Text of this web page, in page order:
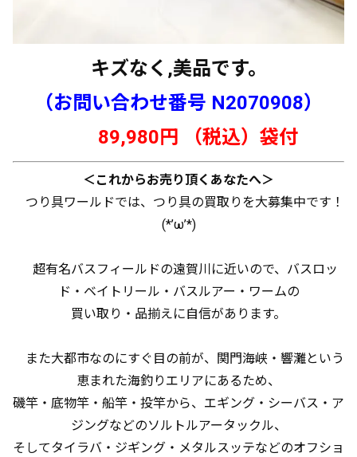
キズなく,美品です。
（お問い合わせ番号 N2070908）
89,980円 （税込）袋付
＜これからお売り頂くあなたへ＞
つり具ワールドでは、つり具の買取りを大募集中です！
(*’ω’*)
超有名バスフィールドの遠賀川に近いので、バスロッ
ド・ベイトリール・バスルアー・ワームの
買い取り・品揃えに自信があります。
また大都市なのにすぐ目の前が、関門海峡・響灘という
恵まれた海釣りエリアにあるため、
磯竿・底物竿・船竿・投竿から、エギング・シーバス・ア
ジングなどのソルトルアータックル、
そしてタイラバ・ジギング・メタルスッテなどのオフショ